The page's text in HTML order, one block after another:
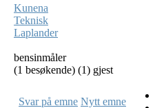
Kunena
Teknisk
Laplander
bensinmåler
(1 besøkende) (1) gjest
Svar på emne Nytt emne